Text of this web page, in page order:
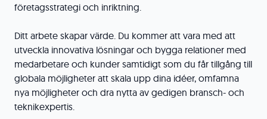
företagsstrategi och inriktning.
Ditt arbete skapar värde. Du kommer att vara med att
utveckla innovativa lösningar och bygga relationer med
medarbetare och kunder samtidigt som du får tillgång till
globala möjligheter att skala upp dina idéer, omfamna
nya möjligheter och dra nytta av gedigen bransch- och
teknikexpertis.